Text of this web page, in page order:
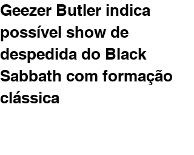
Geezer Butler indica
possível show de
despedida do Black
Sabbath com formação
clássica